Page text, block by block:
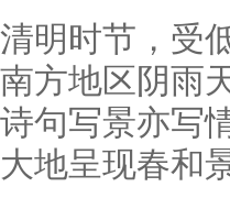
清明时节，受
南方地区阴雨
诗句写景亦写
大地呈现春和